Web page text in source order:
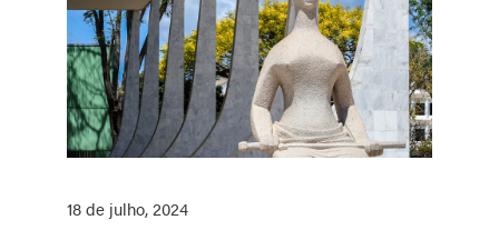
18 de julho, 2024